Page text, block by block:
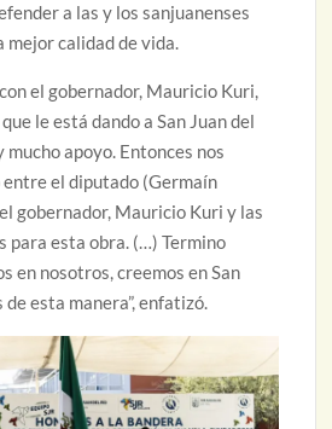
a las y los sanjuanenses
mejor calidad de vida.
el gobernador, Mauricio Kuri,
le está dando a San Juan del
mucho apoyo. Entonces nos
entre el diputado (Germaín
gobernador, Mauricio Kuri y las
para esta obra. (…) Termino
en nosotros, creemos en San
de esta manera”, enfatizó.